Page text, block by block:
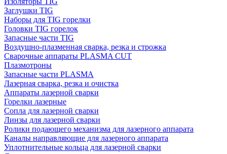
Заглушки TIG
Наборы для TIG горелки
Головки TIG горелок
Запасные части TIG
Воздушно-плазменная сварка, резка и строжка
Сварочные аппараты PLASMA CUT
Плазмотроны
Запасные части PLASMA
Лазерная сварка, резка и очистка
Аппараты лазерной сварки
Горелки лазерные
Сопла для лазерной сварки
Линзы для лазерной сварки
Ролики подающего механизма для лазерного аппарата
Каналы направляющие для лазерного аппарата
Уплотнительные кольца для лазерной сварки